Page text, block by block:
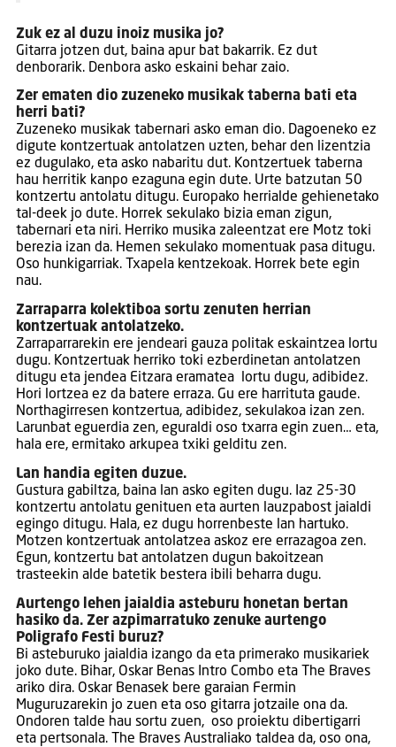
Zuk ez al duzu inoiz musika jo?
Gitarra jotzen dut, baina apur bat bakarrik. Ez dut
denborarik. Denbora asko eskaini behar zaio.
Zer ematen dio zuzeneko musikak taberna bati eta
herri bati?
Zuzeneko musikak tabernari asko eman dio. Dagoeneko ez
digute kontzertuak antolatzen uzten, behar den lizentzia
ez dugulako, eta asko nabaritu dut. Kontzertuek taberna
hau herritik kanpo ezaguna egin dute. Urte batzutan 50
kontzertu antolatu ditugu. Europako herrialde gehienetako
tal-deek jo dute. Horrek sekulako bizia eman zigun,
tabernari eta niri. Herriko musika zaleentzat ere Motz toki
berezia izan da. Hemen sekulako momentuak pasa ditugu.
Oso hunkigarriak. Txapela kentzekoak. Horrek bete egin
nau.
Zarraparra kolektiboa sortu zenuten herrian
kontzertuak antolatzeko.
Zarraparrarekin ere jendeari gauza politak eskaintzea lortu
dugu. Kontzertuak herriko toki ezberdinetan antolatzen
ditugu eta jendea Eitzara eramatea lortu dugu, adibidez.
Hori lortzea ez da batere erraza. Gu ere harrituta gaude.
Northagirresen kontzertua, adibidez, sekulakoa izan zen.
Larunbat eguerdia zen, eguraldi oso txarra egin zuen… eta,
hala ere, ermitako arkupea txiki gelditu zen.
Lan handia egiten duzue.
Gustura gabiltza, baina lan asko egiten dugu. Iaz 25-30
kontzertu antolatu genituen eta aurten lauzpabost jaialdi
egingo ditugu. Hala, ez dugu horrenbeste lan hartuko.
Motzen kontzertuak antolatzea askoz ere errazagoa zen.
Egun, kontzertu bat antolatzen dugun bakoitzean
trasteekin alde batetik bestera ibili beharra dugu.
Aurtengo lehen jaialdia asteburu honetan bertan
hasiko da. Zer azpimarratuko zenuke aurtengo
Poligrafo Festi buruz?
Bi asteburuko jaialdia izango da eta primerako musikariek
joko dute. Bihar, Oskar Benas Intro Combo eta The Braves
ariko dira. Oskar Benasek bere garaian Fermin
Muguruzarekin jo zuen eta oso gitarra jotzaile ona da.
Ondoren talde hau sortu zuen, oso proiektu dibertigarri
eta pertsonala. The Braves Australiako taldea da, oso ona,